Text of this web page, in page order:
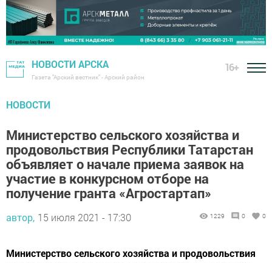
НОВОСТИ АРСКА
Газета "Арский вестник" - Арский район
16+
НОВОСТИ
Министерство сельского хозяйства и
продовольствия Республики Татарстан
объявляет о начале приема заявок на
участие в конкурсном отборе на
получение гранта «Агростартап»
автор, 15 июля 2021 - 17:30 1229 0 0
Министерство сельского хозяйства и продовольствия